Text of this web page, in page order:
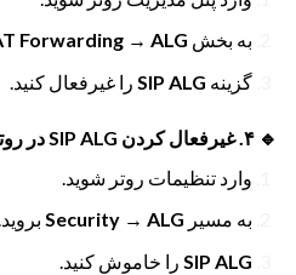
به بخش Forwarding → ALG
گزینه SIP ALGرا غیرفعال کنید.
🔹 ۴. غیرفعال کردن SIP ALG در روترهای Huawei
وارد تنظیمات روتر شوید.
به مسیر Security → ALG
SIP ALGرا خاموش کنید.